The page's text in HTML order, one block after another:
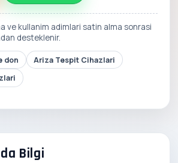
ve kullanim adimlari satin alma sonrasi
desteklenir.
don
Ariza Tespit Cihazlari
Bilgi